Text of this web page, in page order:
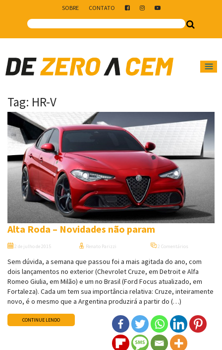
SOBRE CONTATO
Main Navigation
Tag: HR-V
Alta Roda – Novidades não param
2 de julho de 2015 Renato Parizzi 2 Comentários
Sem dúvida, a semana que passou foi a mais agitada do ano, com
dois lançamentos no exterior (Chevrolet Cruze, em Detroit e Alfa
Romeo Giulia, em Milão) e um no Brasil (Ford Focus atualizado, em
Fortaleza). Cada um tem sua importância relativa: Cruze, inteiramente
novo, é o mesmo que a Argentina produzirá a partir do (…)
CONTINUE LENDO